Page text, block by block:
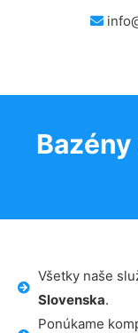
Všetky naše
Slovenska.
Ponúkame